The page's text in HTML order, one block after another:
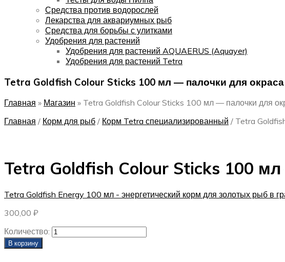
Средства против водорослей
Лекарства для аквариумных рыб
Средства для борьбы с улитками
Удобрения для растений
Удобрения для растений AQUAERUS (Aquayer)
Удобрения для растений Tetra
Tetra Goldfish Colour Sticks 100 мл — палочки для окраса
Главная » Магазин » Tetra Goldfish Colour Sticks 100 мл — палочки для
Главная / Корм для рыб / Корм Tetra специализированный / Tetra
Tetra Goldfish Colour Sticks 100
Tetra Goldfish Energy 100 мл - энергетический корм для золотых рыб в
300,00 ₽
Количество:
В корзину